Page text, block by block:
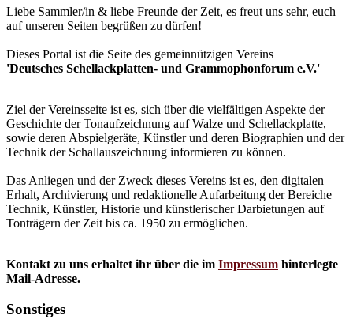
Liebe Sammler/in & liebe Freunde der Zeit, es freut uns sehr, euch
auf unseren Seiten begrüßen zu dürfen!
Dieses Portal ist die Seite des gemeinnützigen Vereins
'Deutsches Schellackplatten- und Grammophonforum e.V.'
Ziel der Vereinsseite ist es, sich über die vielfältigen Aspekte der
Geschichte der Tonaufzeichnung auf Walze und Schellackplatte,
sowie deren Abspielgeräte, Künstler und deren Biographien und der
Technik der Schallauszeichnung informieren zu können.
Das Anliegen und der Zweck dieses Vereins ist es, den digitalen
Erhalt, Archivierung und redaktionelle Aufarbeitung der Bereiche
Technik, Künstler, Historie und künstlerischer Darbietungen auf
Tonträgern der Zeit bis ca. 1950 zu ermöglichen.
Kontakt zu uns erhaltet ihr über die im Impressum hinterlegte
Mail-Adresse.
Sonstiges